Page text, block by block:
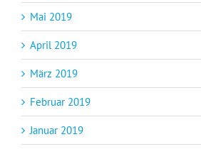
Mai 2019
April 2019
März 2019
Februar 2019
Januar 2019